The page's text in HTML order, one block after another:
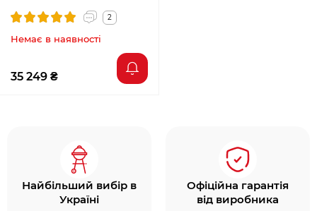
2
Немає в наявності
35 249 ₴
Найбільший вибір в
Україні
Офіційна гарантія
від виробника